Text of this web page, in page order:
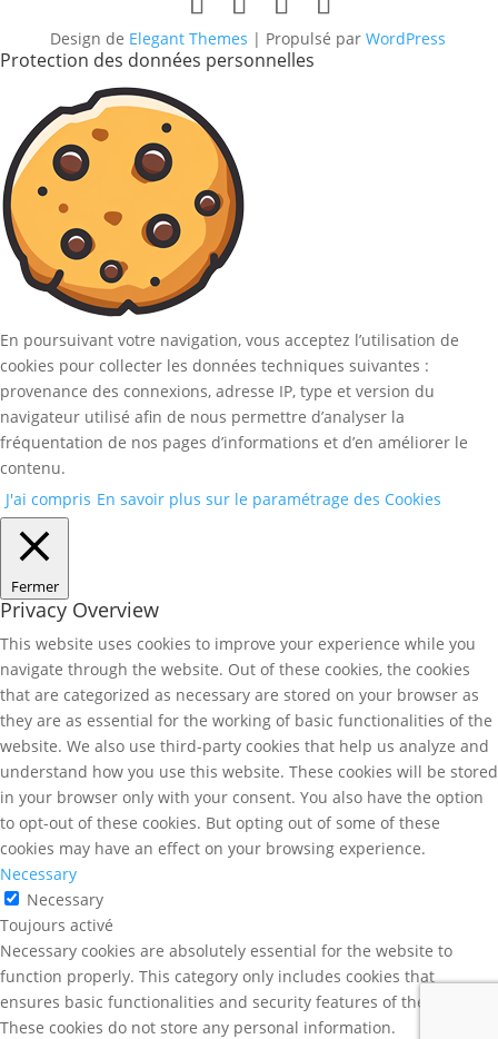
Design de Elegant Themes | Propulsé par WordPress
Protection des données personnelles
En poursuivant votre navigation, vous acceptez l’utilisation de
cookies pour collecter les données techniques suivantes :
provenance des connexions, adresse IP, type et version du
navigateur utilisé afin de nous permettre d’analyser la
fréquentation de nos pages d’informations et d’en améliorer le
contenu.
J'ai compris En savoir plus sur le paramétrage des Cookies
Fermer
Privacy Overview
This website uses cookies to improve your experience while you
navigate through the website. Out of these cookies, the cookies
that are categorized as necessary are stored on your browser as
they are as essential for the working of basic functionalities of the
website. We also use third-party cookies that help us analyze and
understand how you use this website. These cookies will be stored
in your browser only with your consent. You also have the option
to opt-out of these cookies. But opting out of some of these
cookies may have an effect on your browsing experience.
Necessary
Necessary
Toujours activé
Necessary cookies are absolutely essential for the website to
function properly. This category only includes cookies that
ensures basic functionalities and security features of the website.
These cookies do not store any personal information.